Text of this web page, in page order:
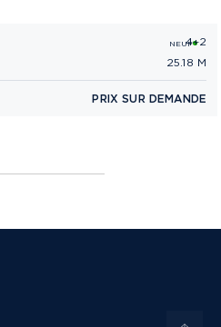
NEUF
PRIX SUR DEMANDE
4+2
25.18 M